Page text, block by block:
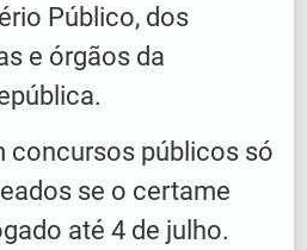
Público, dos
e órgãos da
concursos públicos só
se o certame
até 4 de julho.